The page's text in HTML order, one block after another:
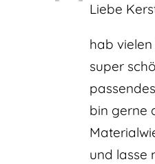
Liebe
hab
super
bin gerne
und lasse